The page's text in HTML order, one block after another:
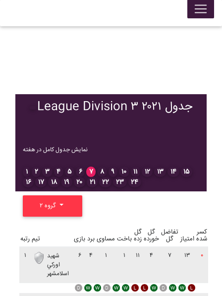
League Division ۳ ۲۰۲۱ جدول
نمایش جدول کامل در هفته
۱ ۲ ۳ ۴ ۵ ۶ ۷ ۸ ۹ ۱۰ ۱۱ ۱۲ ۱۳ ۱۴
۱۵
۱۶
۱۷ ۱۸ ۱۹ ۲۰ ۲۱ ۲۲ ۲۳ ۲۴
رتبه تیم بازی برد مساوی باخت
گل
زده
گل
خورده
تفاضل
گل امتیاز
کسر
شده
۱
شهيد
اورکي
اسلامشهر
۶ ۴ ۱ ۱ ۱۱ ۴ ۷ ۱۳ ۰